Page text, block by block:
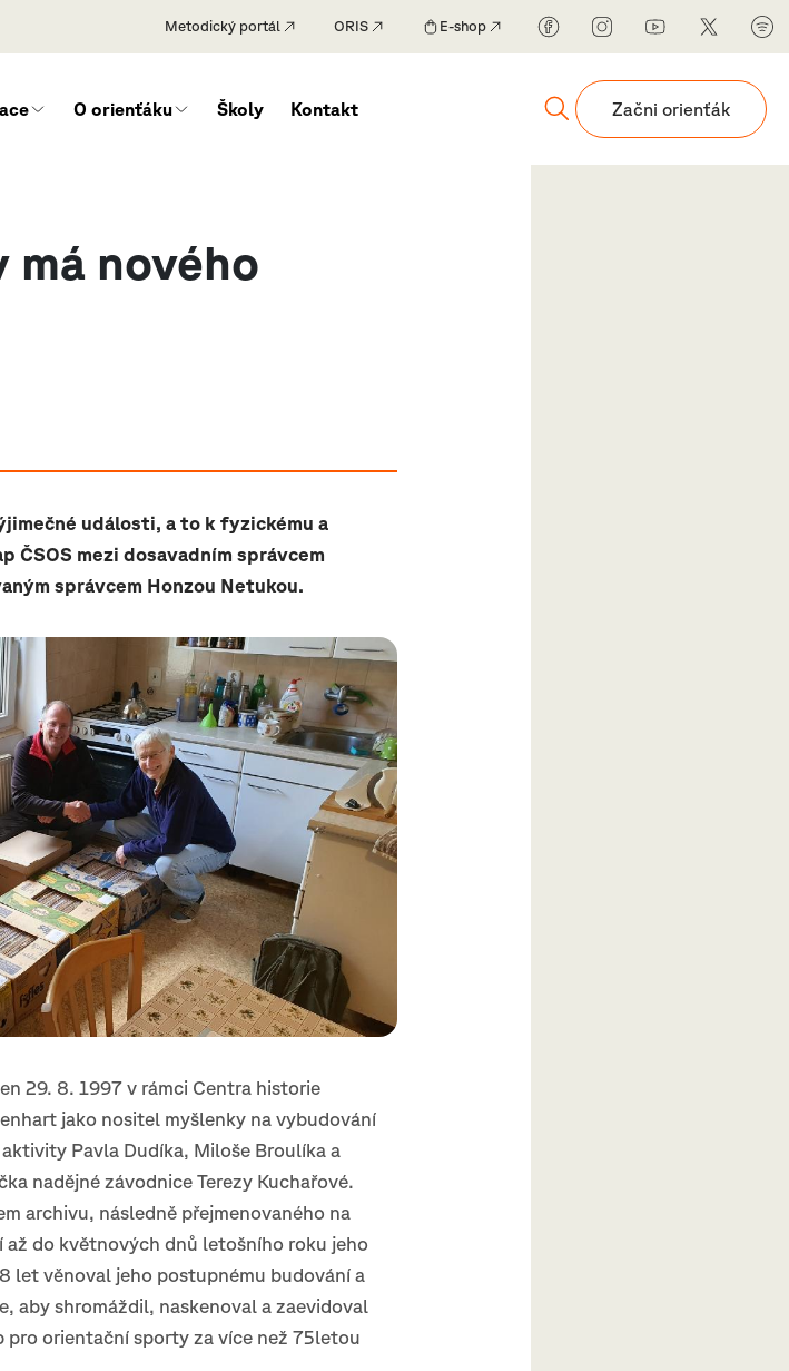
Metodický portál ORIS E-shop
O orienťáku Školy Kontakt Začni orienťák
má nového
události, a to k fyzickému a
ČSOS mezi dosavadním správcem
správcem Honzou Netukou.
29. 8. 1997 v rámci Centra historie
jako nositel myšlenky na vybudování
Pavla Dudíka, Miloše Broulíka a
nadějné závodnice Terezy Kuchařové.
archivu, následně přejmenovaného na
až do květnových dnů letošního roku jeho
let věnoval jeho postupnému budování a
aby shromáždil, naskenoval a zaevidoval
pro orientační sporty za více než 75letou